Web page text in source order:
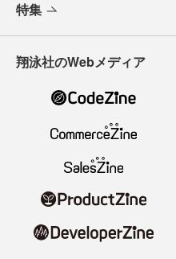
特集
翔泳社のWebメディア